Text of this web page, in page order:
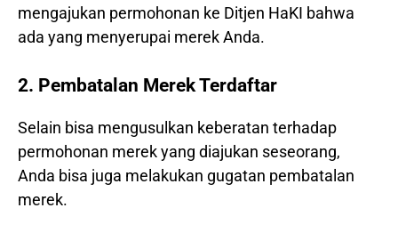
mengajukan permohonan ke Ditjen HaKI bahwa
ada yang menyerupai merek Anda.
2. Pembatalan Merek Terdaftar
Selain bisa mengusulkan keberatan terhadap
permohonan merek yang diajukan seseorang,
Anda bisa juga melakukan gugatan pembatalan
merek.